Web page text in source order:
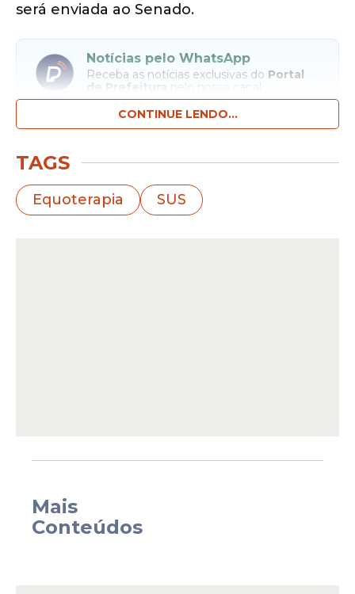
será enviada ao Senado.
Notícias pelo WhatsApp
Receba as notícias exclusivas do Portal
de Prefeitura
pelo nosso canal.
Entrar no canal
com indicação médica, psicológica e
fisioterápica, considerando seus benefícios
terapêuticos para diversas condições de
CONTINUE LENDO...
TAGS
Equoterapia SUS
Mais
Conteúdos